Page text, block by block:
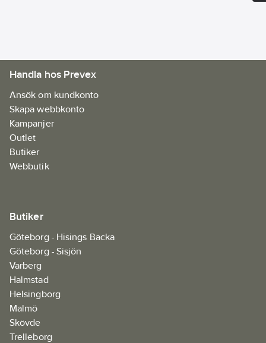
Handla hos Prevex
Ansök om kundkonto
Skapa webbkonto
Kampanjer
Outlet
Butiker
Webbutik
Butiker
Göteborg - Hisings Backa
Göteborg - Sisjön
Varberg
Halmstad
Helsingborg
Malmö
Skövde
Trelleborg